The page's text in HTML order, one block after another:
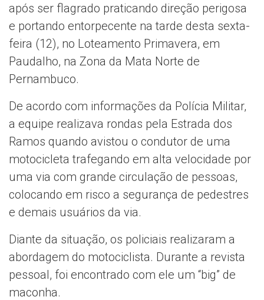
após ser flagrado praticando direção perigosa
e portando entorpecente na tarde desta sexta-
feira (12), no Loteamento Primavera, em
Paudalho, na Zona da Mata Norte de
Pernambuco.
De acordo com informações da Polícia Militar,
a equipe realizava rondas pela Estrada dos
Ramos quando avistou o condutor de uma
motocicleta trafegando em alta velocidade por
uma via com grande circulação de pessoas,
colocando em risco a segurança de pedestres
e demais usuários da via.
Diante da situação, os policiais realizaram a
abordagem do motociclista. Durante a revista
pessoal, foi encontrado com ele um “big” de
maconha.